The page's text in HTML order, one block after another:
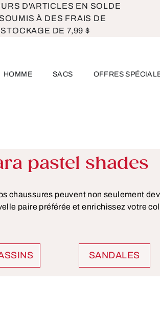
D'ARTICLES EN SOLDE
À DES FRAIS DE
DE 7,99 $
HOMME SACS OFFRES
pastel shades
chaussures peuvent non seulement
paire préférée et enrichissez votre
SANDALES